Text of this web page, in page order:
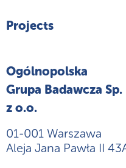
Projects
Ogólnopolska
Grupa Badawcza Sp.
z o.o.
01-001 Warszawa
Aleja Jana Pawła II